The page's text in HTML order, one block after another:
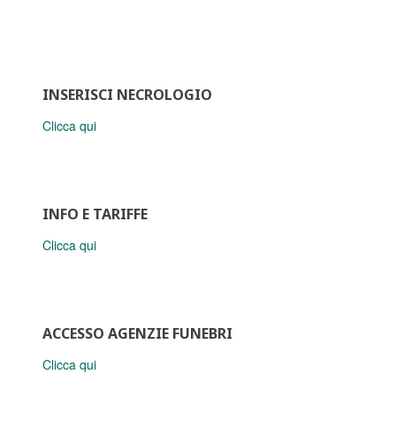
INSERISCI NECROLOGIO
Clicca qui
INFO E TARIFFE
Clicca qui
ACCESSO AGENZIE FUNEBRI
Clicca qui